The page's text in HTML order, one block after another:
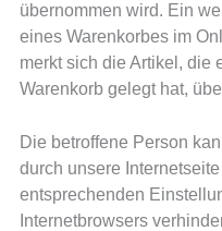
übernommen wird. Ein
eines Warenkorbes im
merkt sich die Artikel, die
Warenkorb gelegt hat,
Die betroffene Person
durch unsere
entsprechenden
Internetbrowsers